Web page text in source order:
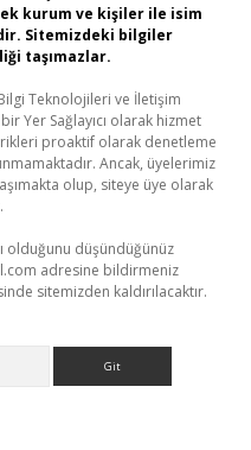
kurum ve kişiler ile isim
Sitemizdeki bilgiler
taşımazlar.
Teknolojileri ve İletişim
Yer Sağlayıcı olarak hizmet
proaktif olarak denetleme
Ancak, üyelerimiz
olup, siteye üye olarak
olduğunu düşündüğünüz
adresine bildirmeniz
sitemizden kaldırılacaktır.